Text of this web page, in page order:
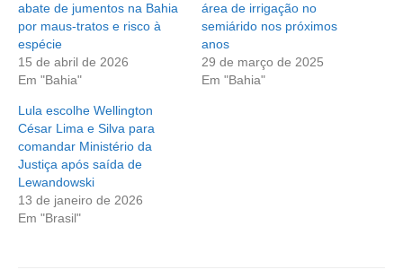
abate de jumentos na Bahia
por maus-tratos e risco à
espécie
15 de abril de 2026
Em "Bahia"
área de irrigação no
semiárido nos próximos
anos
29 de março de 2025
Em "Bahia"
Lula escolhe Wellington
César Lima e Silva para
comandar Ministério da
Justiça após saída de
Lewandowski
13 de janeiro de 2026
Em "Brasil"